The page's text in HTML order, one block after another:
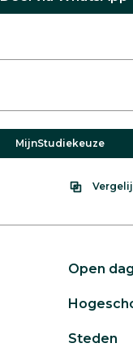
MijnStudiekeuze
Open
Steden